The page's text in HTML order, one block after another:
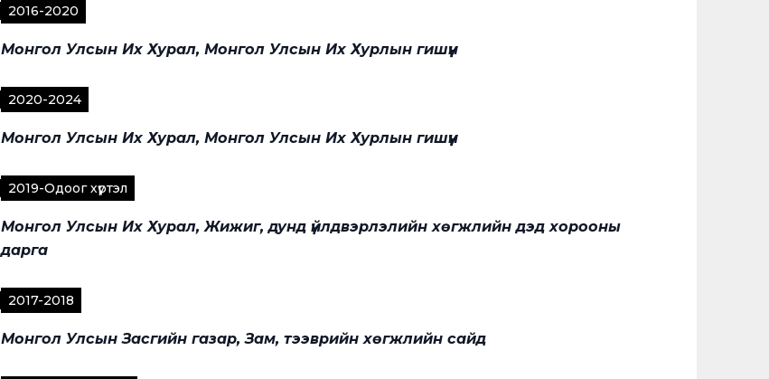
2016-2020
Монгол Улсын Их Хурал, Монгол Улсын Их Хурлын гишүүн
2020-2024
Монгол Улсын Их Хурал, Монгол Улсын Их Хурлын гишүүн
2019-Одоог хүртэл
Монгол Улсын Их Хурал, Жижиг, дунд үйлдвэрлэлийн хөгжлийн дэд хорооны
дарга
2017-2018
Монгол Улсын Засгийн газар, Зам, тээврийн хөгжлийн сайд